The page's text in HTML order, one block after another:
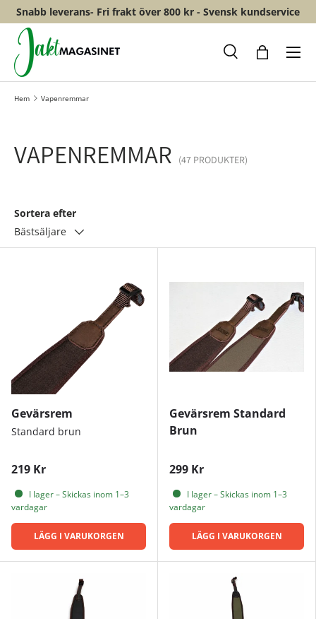
HOPPA TILL INNEHÅLL
Snabb leverans- Fri frakt över 800 kr - Svensk kundservice
Sök
Meny
Hem Vapenremmar
VAPENREMMAR (47 PRODUKTER)
Sortera efter
Bästsäljare
Gevärsrem
Standard brun
219 Kr
I lager – Skickas inom 1–3
vardagar
LÄGG I VARUKORGEN
Gevärsrem Standard
Brun
299 Kr
I lager – Skickas inom 1–3
vardagar
LÄGG I VARUKORGEN